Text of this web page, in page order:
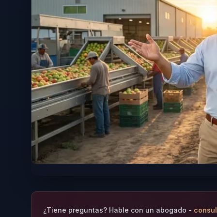
¿Tiene preguntas? Hable con un abogado -